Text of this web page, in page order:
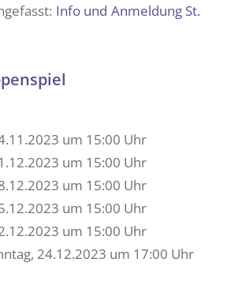
Info und Anmeldung St.
um 15:00 Uhr
um 15:00 Uhr
um 15:00 Uhr
um 15:00 Uhr
um 15:00 Uhr
24.12.2023 um 17:00 Uhr